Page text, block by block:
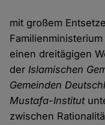
mit großem
einen dreitägigen
derIslamischen
Gemeinden
Mustafa-Institut
zwischen